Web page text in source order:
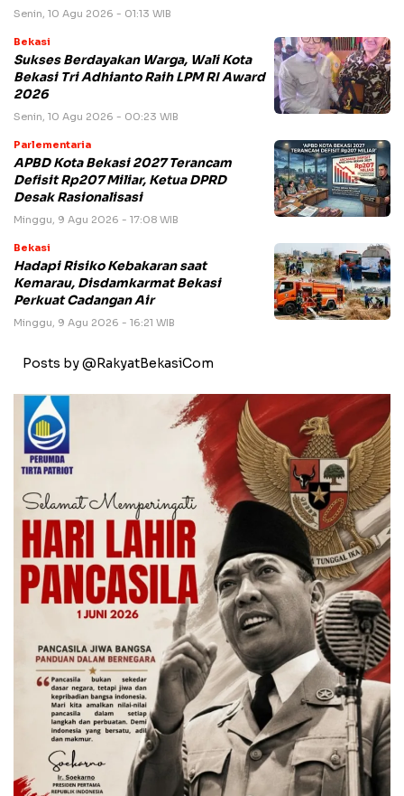
Senin, 10 Agu 2026 - 01:13 WIB
Bekasi
Sukses Berdayakan Warga, Wali Kota
Bekasi Tri Adhianto Raih LPM RI Award
2026
Senin, 10 Agu 2026 - 00:23 WIB
Parlementaria
APBD Kota Bekasi 2027 Terancam
Defisit Rp207 Miliar, Ketua DPRD
Desak Rasionalisasi
Minggu, 9 Agu 2026 - 17:08 WIB
Bekasi
Hadapi Risiko Kebakaran saat
Kemarau, Disdamkarmat Bekasi
Perkuat Cadangan Air
Minggu, 9 Agu 2026 - 16:21 WIB
Posts by @RakyatBekasiCom